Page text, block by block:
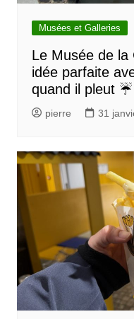
Musées et Galleries
Le Musée de la
idée parfaite
quand il pleut ☔
pierre 31